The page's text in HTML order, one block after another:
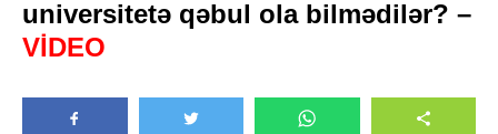
universitetə qəbul ola bilmədilər? –
VİDEO